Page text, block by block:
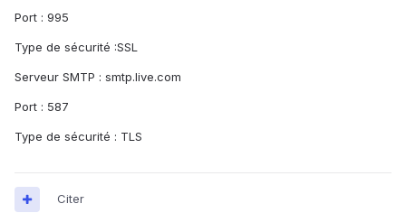
Port : 995
Type de sécurité :SSL
Serveur SMTP : smtp.live.com
Port : 587
Type de sécurité : TLS
Citer